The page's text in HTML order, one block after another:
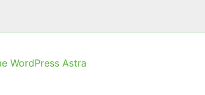
WordPress Astra